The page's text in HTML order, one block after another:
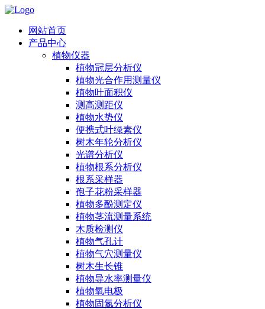
网站首页
产品中心
植物仪器
植物冠层分析仪
植物光合作用测量仪
植物叶面积仪
测高测距仪
植物水势仪
便携式叶绿素仪
树木年轮分析仪
光谱分析仪
植物根系分析仪
根系采样器
孢子花粉采样器
植物多酚测定仪
植物茎流测量系统
木质检测仪
植物气孔计
植物气穴测量仪
树木生长锥
植物导水率测量仪
植物氧电极
植物固氮分析仪